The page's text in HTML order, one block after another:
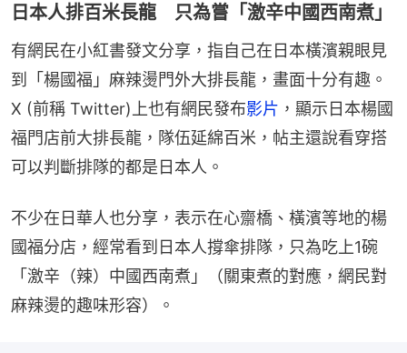
日本人排百米長龍 只為嘗「激辛中國西南煮」
有網民在小紅書發文分享，指自己在日本橫濱親眼見
到「楊國福」麻辣燙門外大排長龍，畫面十分有趣。
X (前稱 Twitter)上也有網民發布影片 ，顯示日本楊國
福門店前大排長龍，隊伍延綿百米，帖主還說看穿搭
可以判斷排隊的都是日本人。
不少在日華人也分享，表示在心齋橋、橫濱等地的楊
國福分店，經常看到日本人撐傘排隊，只為吃上1碗
「激辛（辣）中國西南煮」（關東煮的對應，網民對
麻辣燙的趣味形容）。